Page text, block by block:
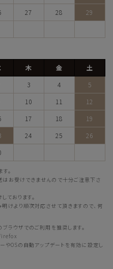
27 28
29
木 金
土
3 4
5
10 11
12
17 18
19
24 25
26
。
お受けできませんので十分ご注意下さ
ております。
けより順次対応させて頂きますので、何
ラウザでのご利用を推奨します。
やOSの自動アップデートを有効に設定し